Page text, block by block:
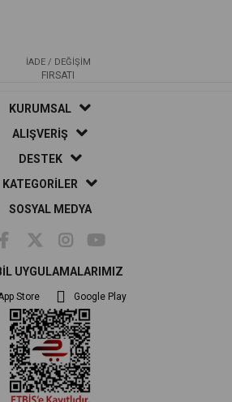
İADE / DEĞİŞİM
FIRSATI
KURUMSAL
ALIŞVERİŞ
DESTEK
KATEGORİLER
SOSYAL MEDYA
UYGULAMALARIMIZ
Store Google Play